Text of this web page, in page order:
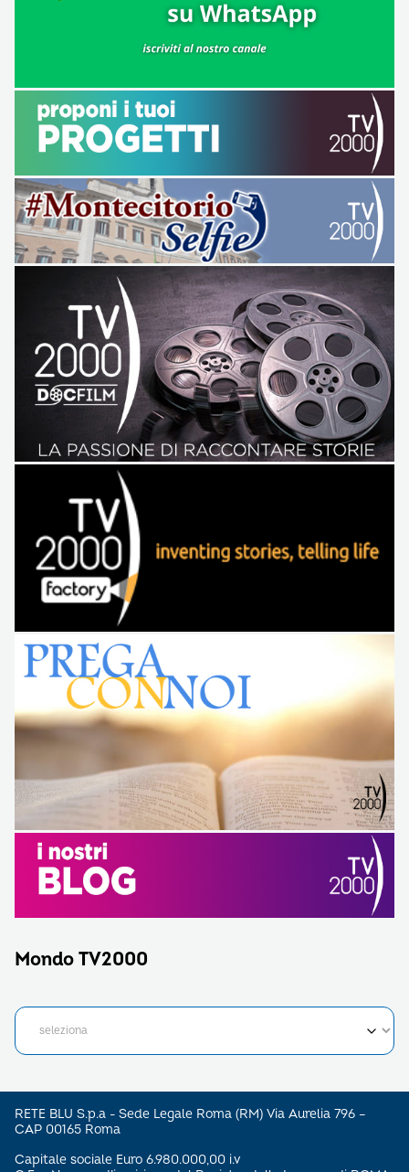
Mondo TV2000
RETE BLU S.p.a - Sede Legale Roma (RM) Via Aurelia 796 –
CAP 00165 Roma
Capitale sociale Euro 6.980.000,00 i.v